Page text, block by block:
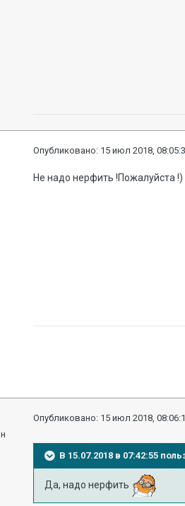
Опубликовано: 15 июл 2018,
Не надо нерфить !Пожалуйста !)
Опубликовано: 15 июл 2018,
В 15.07.2018 в 07:42:55
Да, надо нерфить